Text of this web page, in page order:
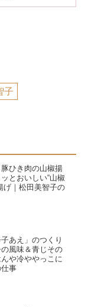
子
ひき肉の山椒揚
とおいしい“山椒
げ｜松田美智子の
あえ」のつくり
風味＆青じその
や冷ややっこに
仕事